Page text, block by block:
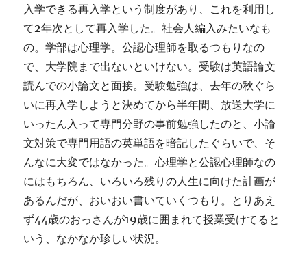
入学できる再入学という制度があり、これを利用し
て2年次として再入学した。社会人編入みたいなも
の。学部は心理学。公認心理師を取るつもりなの
で、大学院まで出ないといけない。受験は英語論文
読んでの小論文と面接。受験勉強は、去年の秋ぐら
いに再入学しようと決めてから半年間、放送大学に
いったん入って専門分野の事前勉強したのと、小論
文対策で専門用語の英単語を暗記したぐらいで、そ
んなに大変ではなかった。心理学と公認心理師なの
にはもちろん、いろいろ残りの人生に向けた計画が
あるんだが、おいおい書いていくつもり。とりあえ
ず44歳のおっさんが19歳に囲まれて授業受けてると
いう、なかなか珍しい状況。